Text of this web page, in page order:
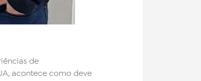
de
acontece como deve